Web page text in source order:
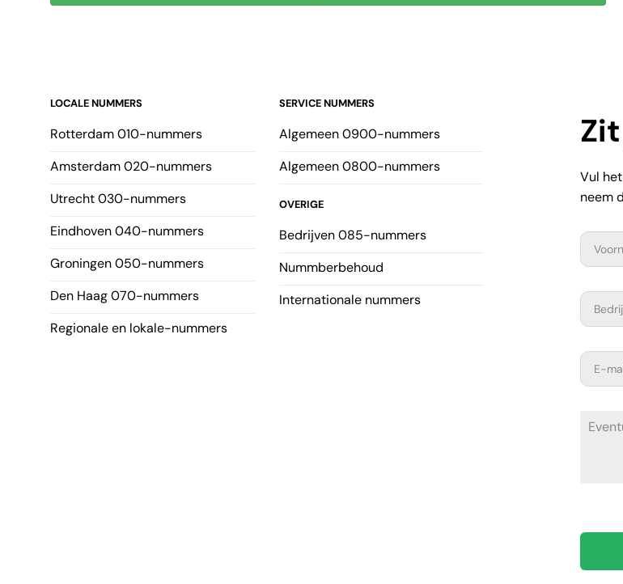
LOCALE NUMMERS
Rotterdam 010-nummers
Amsterdam 020-nummers
Utrecht 030-nummers
Eindhoven 040-nummers
Groningen 050-nummers
Den Haag 070-nummers
Regionale en lokale-nummers
SERVICE NUMMERS
Algemeen 0900-nummers
Algemeen 0800-nummers
OVERIGE
Bedrijven 085-nummers
Nummberbehoud
Internationale nummers
Vul
neem